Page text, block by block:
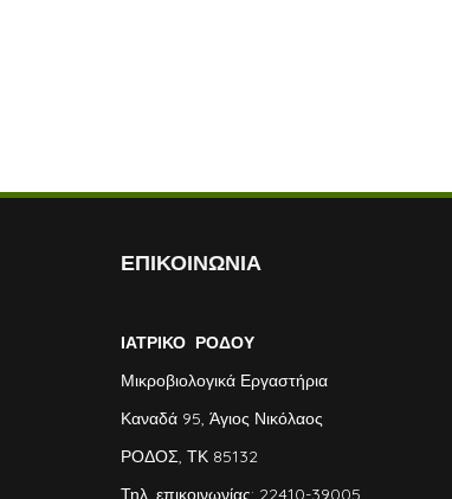
ΕΠΙΚΟΙΝΩΝΙΑ
ΙΑΤΡΙΚΟ ΡΟΔΟΥ
Μικροβιολογικά Εργαστήρια
Καναδά 95, Άγιος Νικόλαος
ΡΟΔΟΣ, ΤΚ 85132
Τηλ. επικοινωνίας: 22410-39005